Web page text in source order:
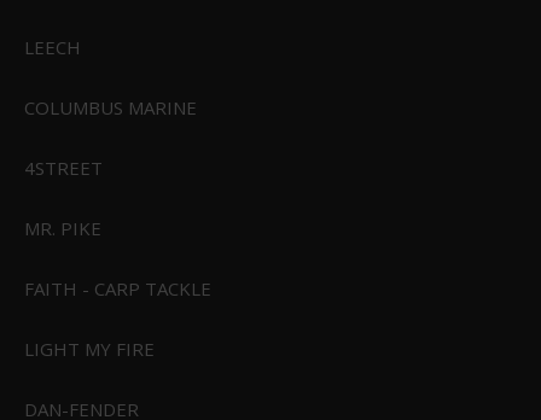
599,00 DKK
LEECH
COLUMBUS MARINE
4STREET
MR. PIKE
FAITH - CARP TACKLE
LIGHT MY FIRE
DAN-FENDER